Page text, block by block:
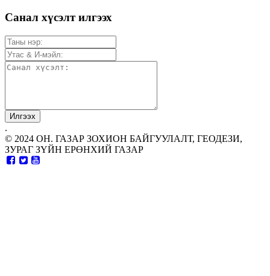
Санал хүсэлт илгээх
.
© 2024 ОН. ГАЗАР ЗОХИОН БАЙГУУЛАЛТ, ГЕОДЕЗИ,
ЗУРАГ ЗҮЙН ЕРӨНХИЙ ГАЗАР